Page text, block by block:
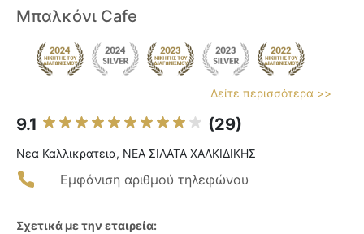
Μπαλκόνι Cafe
Δείτε περισσότερα >>
9.1 (29)
Νεα Καλλικρατεια, ΝΕΑ ΣΙΛΑΤΑ ΧΑΛΚΙΔΙΚΗΣ
Εμφάνιση αριθμού τηλεφώνου
Σχετικά με την εταιρεία: